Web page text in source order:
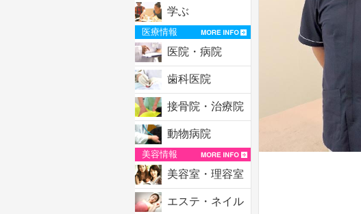
学ぶ
医療情報
医院・病院
歯科医院
接骨院・治療院
動物病院
美容情報
美容室・理容室
エステ・ネイル